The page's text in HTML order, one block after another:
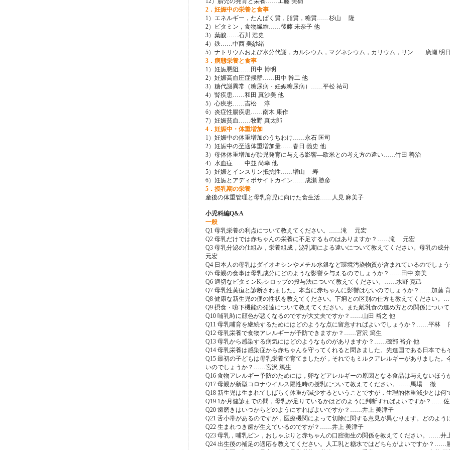
2．妊娠中の栄養と食事
1）エネルギー，たんぱく質，脂質，糖質……杉山 隆
2）ビタミン，食物繊維……後藤 未奈子 他
3）葉酸……石川 浩史
4）鉄……中西 美紗緒
5）ナトリウムおよび水分代謝，カルシウム，マグネシウム，カリウム，リン……廣瀬 明
3．病態栄養と食事
1）妊娠悪阻……田中 博明
2）妊娠高血圧症候群……田中 幹二 他
3）糖代謝異常（糖尿病・妊娠糖尿病）……平松 祐司
4）腎疾患……和田 真沙美 他
5）心疾患……吉松 淳
6）炎症性腸疾患……南木 康作
7）妊娠貧血……牧野 真太郎
4．妊娠中・体重増加
1）妊娠中の体重増加のうちわけ……永石 匡司
2）妊娠中の至適体重増加量……春日 義史 他
3）母体体重増加が胎児発育に与える影響―欧米との考え方の違い……竹田 善治
4）水血症……中並 尚幸 他
5）妊娠とインスリン抵抗性……増山 寿
6）妊娠とアディポサイトカイン……成瀬 勝彦
5．授乳期の栄養
産後の体重管理と母乳育児に向けた食生活……人見 麻美子
小児科編Q&A
一般
Q1 母乳栄養の利点について教えてください。……滝 元宏
Q2 母乳だけでは赤ちゃんの栄養に不足するものはありますか？……滝 元宏
Q3 母乳分泌の仕組み，栄養組成，泌乳期による違いについて教えてください。母乳の
元宏
Q4 日本人の母乳はダイオキシンやメチル水銀など環境汚染物質が含まれているのでし
Q5 母親の食事は母乳成分にどのような影響を与えるのでしょうか？……田中 奈美
Q6 適切なビタミンK2シロップの投与法について教えてください。……水野 克己
Q7 母乳性黄疸と診断されました。本当に赤ちゃんに影響はないのでしょうか？……加藤
Q8 健康な新生児の便の性状を教えてください。下痢との区別の仕方も教えてください。
Q9 摂食・嚥下機能の発達について教えてください。また離乳食の進め方との関係につ
Q10 哺乳時に顔色が悪くなるのですが大丈夫ですか？……山田 裕之 他
Q11 母乳哺育を継続するためにはどのような点に留意すればよいでしょうか？……平林
Q12 母乳栄養で食物アレルギーが予防できますか？……宮沢 篤生
Q13 母乳から感染する病気にはどのようなものがありますか？……磯部 裕介 他
Q14 母乳栄養は感染症から赤ちゃんを守ってくれると聞きました。先進国である日本で
Q15 最初の子どもは母乳栄養で育てましたが，それでもミルクアレルギーがありました
いのでしょうか？……宮沢 篤生
Q16 食物アレルギー予防のためには，卵などアレルギーの原因となる食品は与えない
Q17 母親が新型コロナウイルス陽性時の授乳について教えてください。……馬場 徹
Q18 新生児は生まれてしばらく体重が減少するということですが，生理的体重減少と
Q19 1か月健診までの間，母乳が足りているかはどのように判断すればよいですか？……
Q20 歯磨きはいつからどのようにすればよいですか？……井上 美津子
Q21 舌小帯があるのですが，医療機関によって切除に関する意見が異なります。どの
Q22 生まれつき歯が生えているのですが？……井上 美津子
Q23 母乳，哺乳ビン，おしゃぶりと赤ちゃんの口腔衛生の関係を教えてください。……井
Q24 出生後の補足の適応を教えてください。人工乳と糖水ではどちらがよいですか？